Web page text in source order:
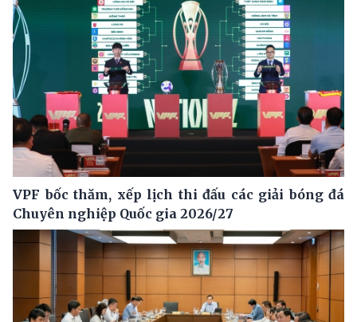
VPF bốc thăm, xếp lịch thi đấu các giải bóng đá
Chuyên nghiệp Quốc gia 2026/27